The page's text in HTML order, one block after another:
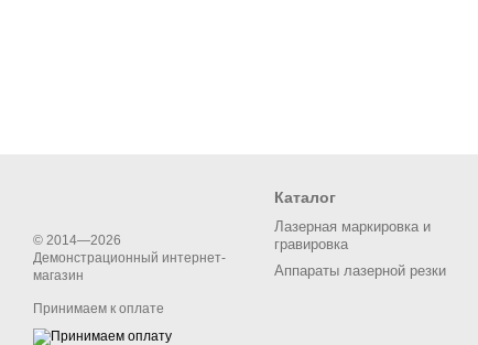
© 2014—2026
Демонстрационный интернет-
магазин
Принимаем к оплате
Каталог
Лазерная маркировка и
гравировка
Аппараты лазерной резки